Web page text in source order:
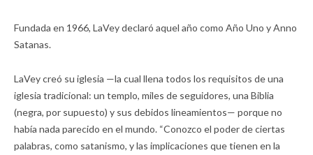
Fundada en 1966, LaVey declaró aquel año como Año Uno y Anno
Satanas.
LaVey creó su iglesia —la cual llena todos los requisitos de una
iglesia tradicional: un templo, miles de seguidores, una Biblia
(negra, por supuesto) y sus debidos lineamientos— porque no
había nada parecido en el mundo. “Conozco el poder de ciertas
palabras, como satanismo, y las implicaciones que tienen en la